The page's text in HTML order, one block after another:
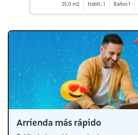
35.0 m2 Habit. 1 Baños 1
Arrienda más rápido